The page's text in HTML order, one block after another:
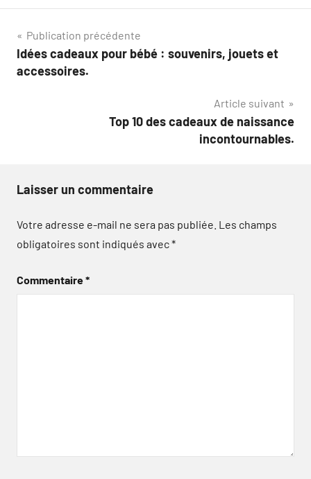
Navigation
de
Publication précédente
Idées cadeaux pour bébé : souvenirs, jouets et
accessoires.
Article suivant
Top 10 des cadeaux de naissance
incontournables.
Laisser un commentaire
Votre adresse e-mail ne sera pas publiée. Les champs
obligatoires sont indiqués avec*
Commentaire*